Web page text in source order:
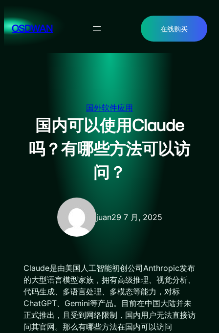
至
内OSDWAN 在线购买
国外软件应用
国内可以使用Claude
吗？有哪些方法可以访
问？
juan29 7 月, 2025
Claude是由美国人工智能初创公司Anthropic发布
的大型语言模型家族，拥有高级推理、视觉分析、
代码生成、多语言处理、多模态等能力，对标
ChatGPT、Gemini等产品。目前在中国大陆并未
正式推出，且受到网络限制，国内用户无法直接访
问其官网。那么有哪些方法在国内可以访问